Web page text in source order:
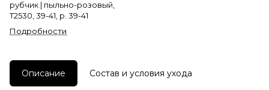
рубчик | пыльно-розовый,
Т2530, 39-41, р. 39-41
Подробности
Описание Состав и условия ухода